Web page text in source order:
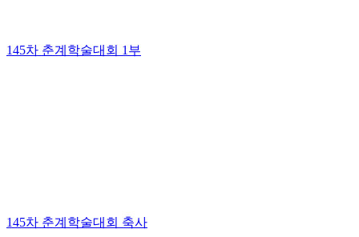
145차 춘계학술대회 1부
145차 춘계학술대회 축사